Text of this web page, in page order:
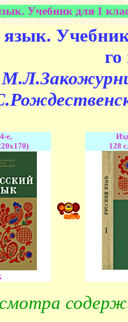
Учебник для 1
го
е,
128